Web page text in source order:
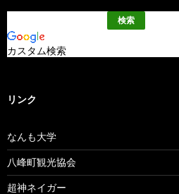
カスタム検索
リンク
なんも大学
八峰町観光協会
超神ネイガー